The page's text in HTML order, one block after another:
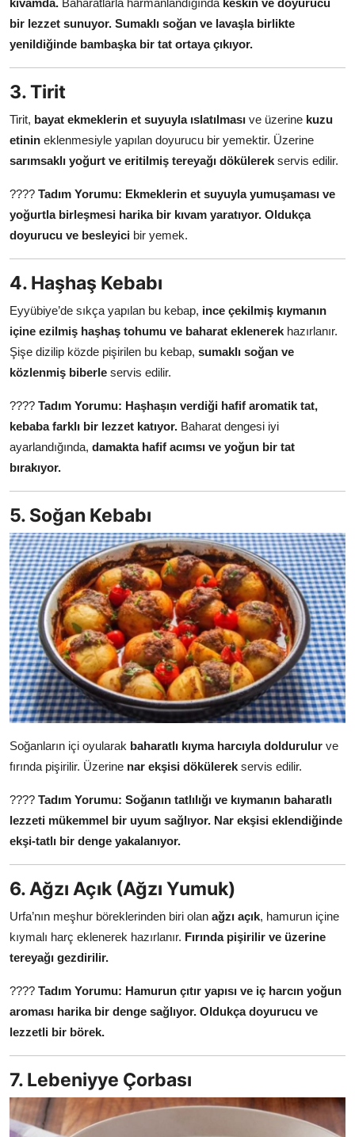
kıvamda. Baharatlarla harmanlandığında keskin ve doyurucu
bir lezzet sunuyor. Sumaklı soğan ve lavaşla birlikte
yenildiğinde bambaşka bir tat ortaya çıkıyor.
3. Tirit
Tirit, bayat ekmeklerin et suyuyla ıslatılması ve üzerine kuzu
etinin eklenmesiyle yapılan doyurucu bir yemektir. Üzerine
sarımsaklı yoğurt ve eritilmiş tereyağı dökülerek servis edilir.
???? Tadım Yorumu: Ekmeklerin et suyuyla yumuşaması ve
yoğurtla birleşmesi harika bir kıvam yaratıyor. Oldukça
doyurucu ve besleyici bir yemek.
4. Haşhaş Kebabı
Eyyübiye’de sıkça yapılan bu kebap, ince çekilmiş kıymanın
içine ezilmiş haşhaş tohumu ve baharat eklenerek hazırlanır.
Şişe dizilip közde pişirilen bu kebap, sumaklı soğan ve
közlenmiş biberle servis edilir.
???? Tadım Yorumu: Haşhaşın verdiği hafif aromatik tat,
kebaba farklı bir lezzet katıyor. Baharat dengesi iyi
ayarlandığında, damakta hafif acımsı ve yoğun bir tat
bırakıyor.
5. Soğan Kebabı
Soğanların içi oyularak baharatlı kıyma harcıyla doldurulur ve
fırında pişirilir. Üzerine nar ekşisi dökülerek servis edilir.
???? Tadım Yorumu: Soğanın tatlılığı ve kıymanın baharatlı
lezzeti mükemmel bir uyum sağlıyor. Nar ekşisi eklendiğinde
ekşi-tatlı bir denge yakalanıyor.
6. Ağzı Açık (Ağzı Yumuk)
Urfa’nın meşhur böreklerinden biri olan ağzı açık, hamurun içine
kıymalı harç eklenerek hazırlanır. Fırında pişirilir ve üzerine
tereyağı gezdirilir.
???? Tadım Yorumu: Hamurun çıtır yapısı ve iç harcın yoğun
aroması harika bir denge sağlıyor. Oldukça doyurucu ve
lezzetli bir börek.
7. Lebeniyye Çorbası